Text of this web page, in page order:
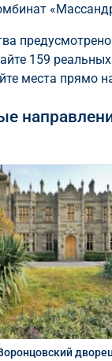
159
места прямо